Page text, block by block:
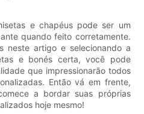
e chapéus pode ser um
quando feito corretamente.
neste artigo e selecionando a
e bonés certa, você pode
que impressionarão todos
Então vá em frente,
a bordar suas próprias
hoje mesmo!